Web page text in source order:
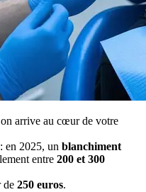
arrive au cœur de votre
en 2025, un blanchiment
entre 200 et 300
de 250 euros.